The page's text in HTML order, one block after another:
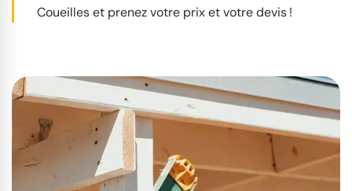
Coueilles et prenez votre prix et votre devis !